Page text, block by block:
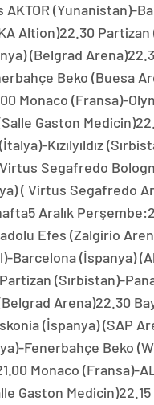
AKTOR (Yunanistan)-
Altion)22.30 Partizan
(Belgrad
Beko (Buesa
Monaco (Fransa)-
Gaston
Kızılyıldız
Segafredo
( Virtus Segafredo
Aralık
Efes (Zalgirio
Barcelona (İspanya)
(Sırbistan)-
Arena)22.30
(İspanya) (SAP
Fenerbahçe Beko
Monaco (Fransa)-
Gaston